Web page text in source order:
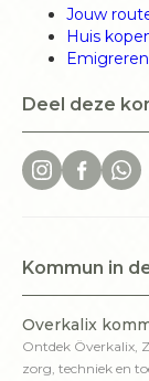
Jouw
Huis
Deel deze
Kommun in
Overkalix
Ontdek Överkalix,
zorg, techniek en